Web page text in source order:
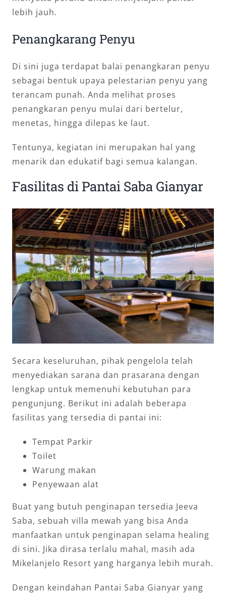
lebih jauh.
Penangkarang Penyu
Di sini juga terdapat balai penangkaran penyu
sebagai bentuk upaya pelestarian penyu yang
terancam punah. Anda melihat proses
penangkaran penyu mulai dari bertelur,
menetas, hingga dilepas ke laut.
Tentunya, kegiatan ini merupakan hal yang
menarik dan edukatif bagi semua kalangan.
Fasilitas di Pantai Saba Gianyar
Secara keseluruhan, pihak pengelola telah
menyediakan sarana dan prasarana dengan
lengkap untuk memenuhi kebutuhan para
pengunjung. Berikut ini adalah beberapa
fasilitas yang tersedia di pantai ini:
Tempat Parkir
Toilet
Warung makan
Penyewaan alat
Buat yang butuh penginapan tersedia Jeeva
Saba, sebuah villa mewah yang bisa Anda
manfaatkan untuk penginapan selama healing
di sini. Jika dirasa terlalu mahal, masih ada
Mikelanjelo Resort yang harganya lebih murah.
Dengan keindahan Pantai Saba Gianyar yang